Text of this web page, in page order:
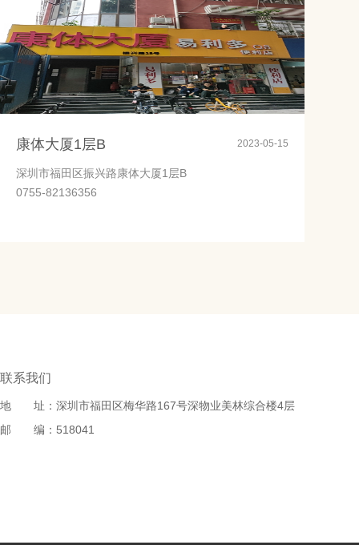
康体大厦1层B
深圳市福田区振兴路康体大厦1层B
0755-82136356
2023-05-15
联系我们
地
址：深圳市福田区梅华路167号深物业美林综合楼4层
邮
编：518041